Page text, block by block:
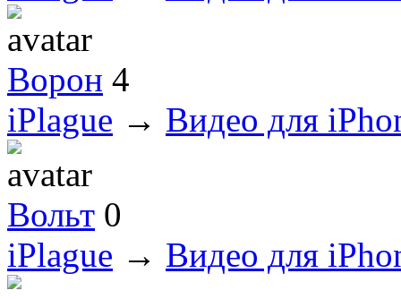
Ворон 4
iPlague → Видео для
Вольт 0
iPlague → Видео для